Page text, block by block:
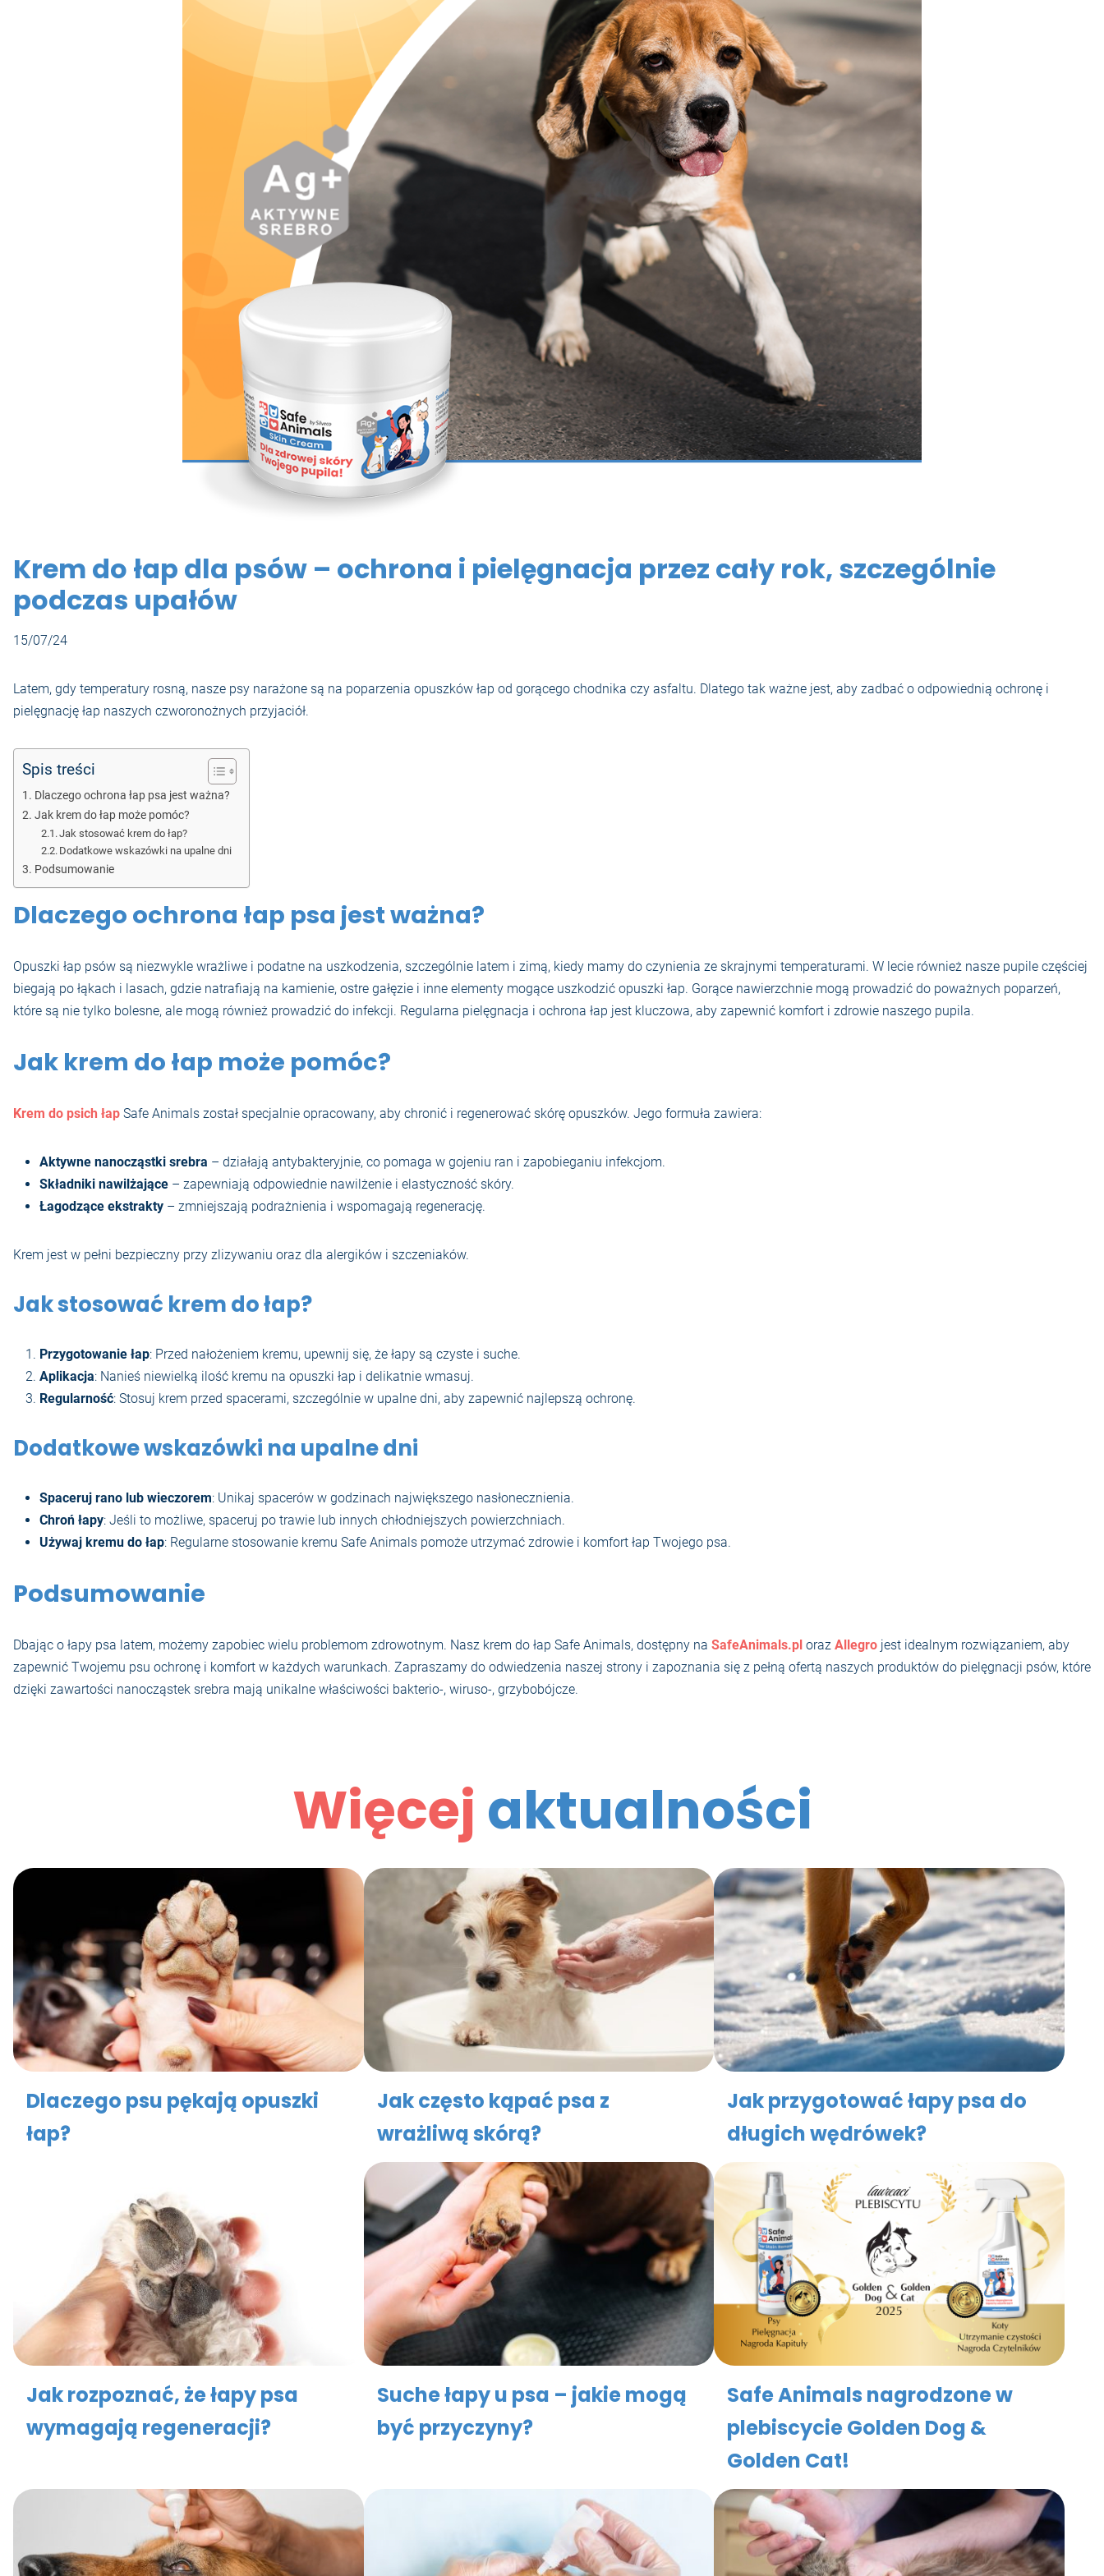
Krem do łap dla psów – ochrona i pielęgnacja przez cały rok, szczególnie
podczas upałów
15/07/24
Latem, gdy temperatury rosną, nasze psy narażone są na poparzenia opuszków łap od gorącego chodnika czy asfaltu. Dlatego tak ważne jest, aby zadbać o odpowiednią ochronę i
pielęgnację łap naszych czworonożnych przyjaciół.
Spis treści
Dlaczego ochrona łap psa jest ważna?
Jak krem do łap może pomóc?
Jak stosować krem do łap?
Dodatkowe wskazówki na upalne dni
Podsumowanie
Dlaczego ochrona łap psa jest ważna?
Opuszki łap psów są niezwykle wrażliwe i podatne na uszkodzenia, szczególnie latem i zimą, kiedy mamy do czynienia ze skrajnymi temperaturami. W lecie również nasze pupile częściej
biegają po łąkach i lasach, gdzie natrafiają na kamienie, ostre gałęzie i inne elementy mogące uszkodzić opuszki łap. Gorące nawierzchnie mogą prowadzić do poważnych poparzeń,
które są nie tylko bolesne, ale mogą również prowadzić do infekcji. Regularna pielęgnacja i ochrona łap jest kluczowa, aby zapewnić komfort i zdrowie naszego pupila.
Jak krem do łap może pomóc?
Krem do psich łap Safe Animals został specjalnie opracowany, aby chronić i regenerować skórę opuszków. Jego formuła zawiera:
Aktywne nanocząstki srebra – działają antybakteryjnie, co pomaga w gojeniu ran i zapobieganiu infekcjom.
Składniki nawilżające – zapewniają odpowiednie nawilżenie i elastyczność skóry.
Łagodzące ekstrakty – zmniejszają podrażnienia i wspomagają regenerację.
Krem jest w pełni bezpieczny przy zlizywaniu oraz dla alergików i szczeniaków.
Jak stosować krem do łap?
Przygotowanie łap: Przed nałożeniem kremu, upewnij się, że łapy są czyste i suche.
Aplikacja: Nanieś niewielką ilość kremu na opuszki łap i delikatnie wmasuj.
Regularność: Stosuj krem przed spacerami, szczególnie w upalne dni, aby zapewnić najlepszą ochronę.
Dodatkowe wskazówki na upalne dni
Spaceruj rano lub wieczorem: Unikaj spacerów w godzinach największego nasłonecznienia.
Chroń łapy: Jeśli to możliwe, spaceruj po trawie lub innych chłodniejszych powierzchniach.
Używaj kremu do łap: Regularne stosowanie kremu Safe Animals pomoże utrzymać zdrowie i komfort łap Twojego psa.
Podsumowanie
Dbając o łapy psa latem, możemy zapobiec wielu problemom zdrowotnym. Nasz krem do łap Safe Animals, dostępny na SafeAnimals.pl oraz Allegro jest idealnym rozwiązaniem, aby
zapewnić Twojemu psu ochronę i komfort w każdych warunkach. Zapraszamy do odwiedzenia naszej strony i zapoznania się z pełną ofertą naszych produktów do pielęgnacji psów, które
dzięki zawartości nanocząstek srebra mają unikalne właściwości bakterio-, wiruso-, grzybobójcze.
Więcej aktualności
Dlaczego psu pękają opuszki
łap?
Jak często kąpać psa z
wrażliwą skórą?
Jak przygotować łapy psa do
długich wędrówek?
Jak rozpoznać, że łapy psa
wymagają regeneracji?
Suche łapy u psa – jakie mogą
być przyczyny?
Safe Animals nagrodzone w
plebiscycie Golden Dog &
Golden Cat!